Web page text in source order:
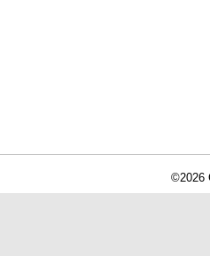
©2026